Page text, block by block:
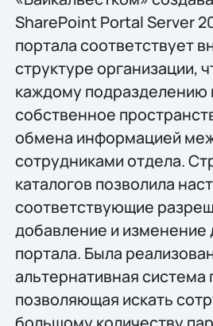
SharePoint Portal Server
портала соответствует
структуре организации,
каждому подразделению
собственное
обмена информацией
сотрудниками отдела.
каталогов позволила
соответствующие
добавление и изменение
портала. Была
альтернативная система
позволяющая искать